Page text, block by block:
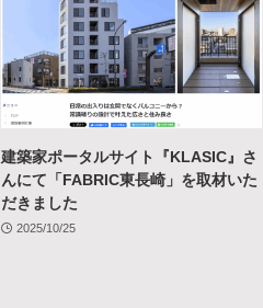
建築家ポータルサイト『KLASIC』さ
んにて「FABRIC東長崎」を取材いた
だきました
2025/10/25